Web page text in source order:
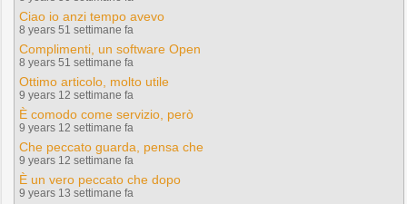
Ciao io anzi tempo avevo
8 years 51 settimane fa
Complimenti, un software Open
8 years 51 settimane fa
Ottimo articolo, molto utile
9 years 12 settimane fa
È comodo come servizio, però
9 years 12 settimane fa
Che peccato guarda, pensa che
9 years 12 settimane fa
È un vero peccato che dopo
9 years 13 settimane fa